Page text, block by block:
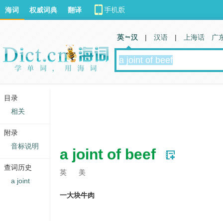
a joint of beef
英 美
一大块牛肉
海词 权威词典 翻译
英 汉 | 汉语 | 上海话 广
目录
相关
附录
音标说明
查词历史
a joint